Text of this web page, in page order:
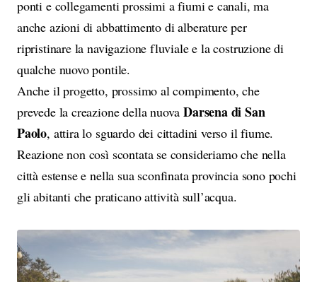
ponti e collegamenti prossimi a fiumi e canali, ma
anche azioni di abbattimento di alberature per
ripristinare la navigazione fluviale e la costruzione di
qualche nuovo pontile.
Anche il progetto, prossimo al compimento, che
prevede la creazione della nuovaDarsena di San
Paolo, attira lo sguardo dei cittadini verso il fiume.
Reazione non così scontata se consideriamo che nella
città estense e nella sua sconfinata provincia sono pochi
gli abitanti che praticano attività sull’acqua.